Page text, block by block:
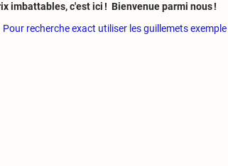
imbattables, c'est ici ! Bienvenue parmi nous !
Pour recherche exact utiliser les guillemets exemple